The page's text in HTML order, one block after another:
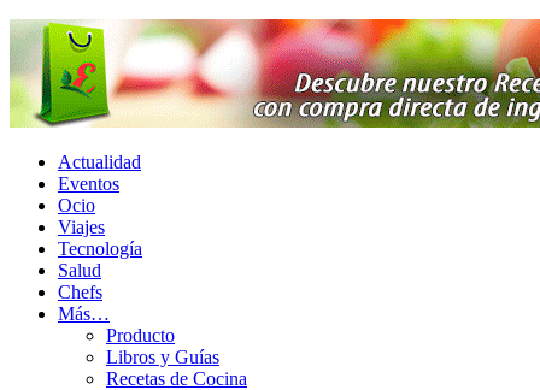
Actualidad
Eventos
Ocio
Viajes
Tecnología
Salud
Chefs
Más…
Producto
Libros y Guías
Recetas de Cocina